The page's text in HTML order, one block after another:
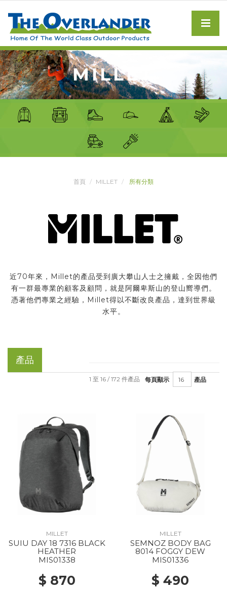
MILLET
首頁 MILLET 所有分類
近70年來，Millet的產品受到廣大攀山人士之擁戴，全因他們
有一群最專業的顧客及顧問，就是阿爾卑斯山的登山嚮導們。
憑著他們專業之經驗，Millet得以不斷改良產品，達到世界級
水平。
產品
每頁顯示 產品
1 至 16 / 172 件產品
MILLET
SUIU DAY 18 7316 BLACK
HEATHER
MIS01338
$ 870
MILLET
SEMNOZ BODY BAG
8014 FOGGY DEW
MIS01336
$ 490